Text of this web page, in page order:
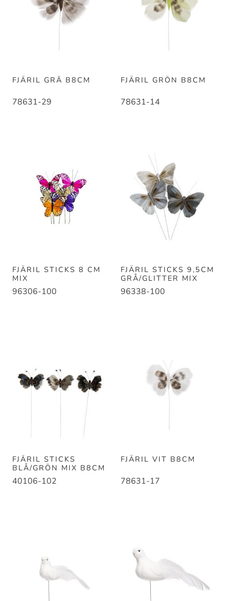
FJÄRIL GRÅ B8CM
78631-29
FJÄRIL GRÖN B8CM
78631-14
FJÄRIL STICKS 8 CM
MIX
96306-100
FJÄRIL STICKS 9,5CM
GRÅ/GLITTER MIX
96338-100
FJÄRIL STICKS
BLÅ/GRÖN MIX B8CM
40106-102
FJÄRIL VIT B8CM
78631-17